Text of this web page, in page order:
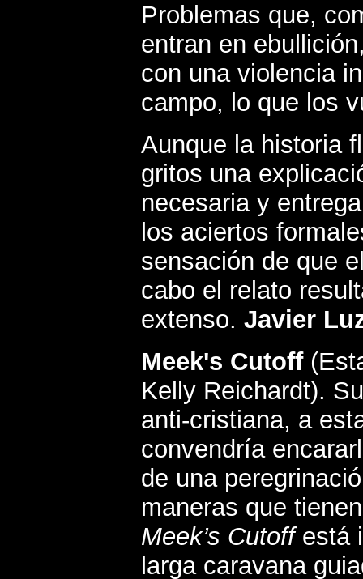
Problemas que,
entran en
con una violencia
campo, lo que los
Aunque la historia
gritos una
necesaria y
los aciertos
sensación de que
cabo el relato
extenso. Javier
Meek's Cutoff
Kelly Reichardt).
anti-cristiana, a
convendría
de una
maneras que
Meek’s Cutoffestá
larga caravana